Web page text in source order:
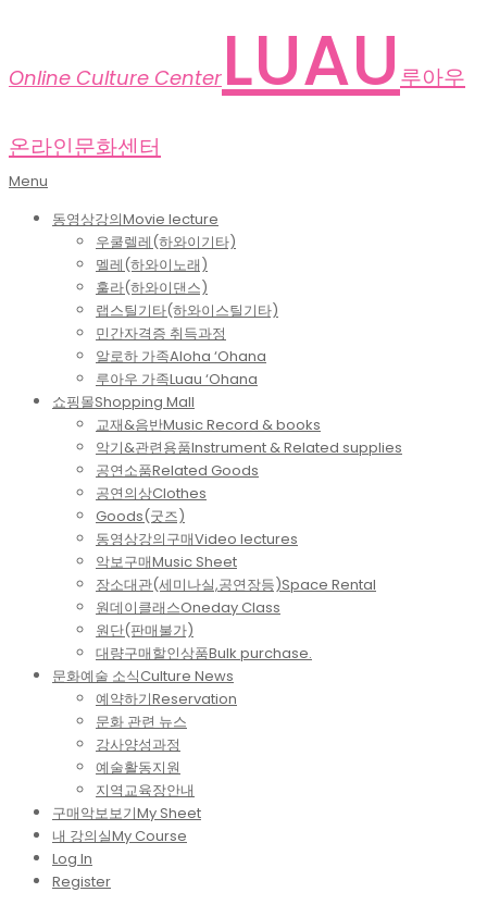
Online Culture Center LUAU 루아우
온라인문화센터
Primary
Menu
Menu
동영상강의Movie lecture
우쿨렐레(하와이기타)
멜레(하와이노래)
훌라(하와이댄스)
랩스틸기타(하와이스틸기타)
민간자격증 취득과정
알로하 가족Aloha ‘Ohana
루아우 가족Luau ‘Ohana
쇼핑몰Shopping Mall
교재&음반Music Record & books
악기&관련용품Instrument & Related supplies
공연소품Related Goods
공연의상Clothes
Goods(굿즈)
동영상강의구매Video lectures
악보구매Music Sheet
장소대관(세미나실,공연장등)Space Rental
원데이클래스Oneday Class
원단(판매불가)
대량구매할인상품Bulk purchase.
문화예술 소식Culture News
예약하기Reservation
문화 관련 뉴스
강사양성과정
예술활동지원
지역교육장안내
구매악보보기My Sheet
내 강의실My Course
Log In
Register